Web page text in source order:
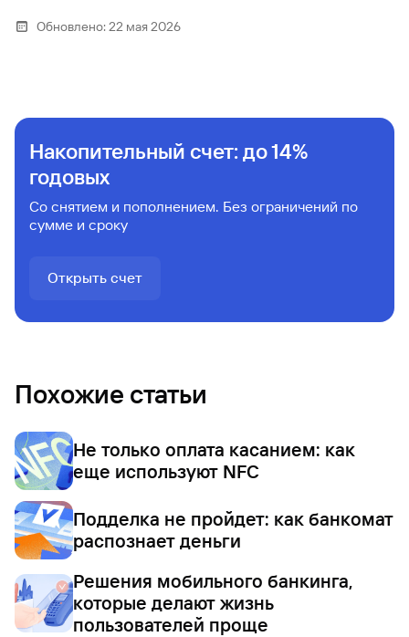
Обновлено:22 мая 2026
Накопительный счет: до 14%
годовых
Со снятием и пополнением. Без ограничений по
сумме и сроку
Открыть счет
Похожие статьи
Не только оплата касанием: как
еще используют NFC
Подделка не пройдет: как банкомат
распознает деньги
Решения мобильного банкинга,
которые делают жизнь
пользователей проще